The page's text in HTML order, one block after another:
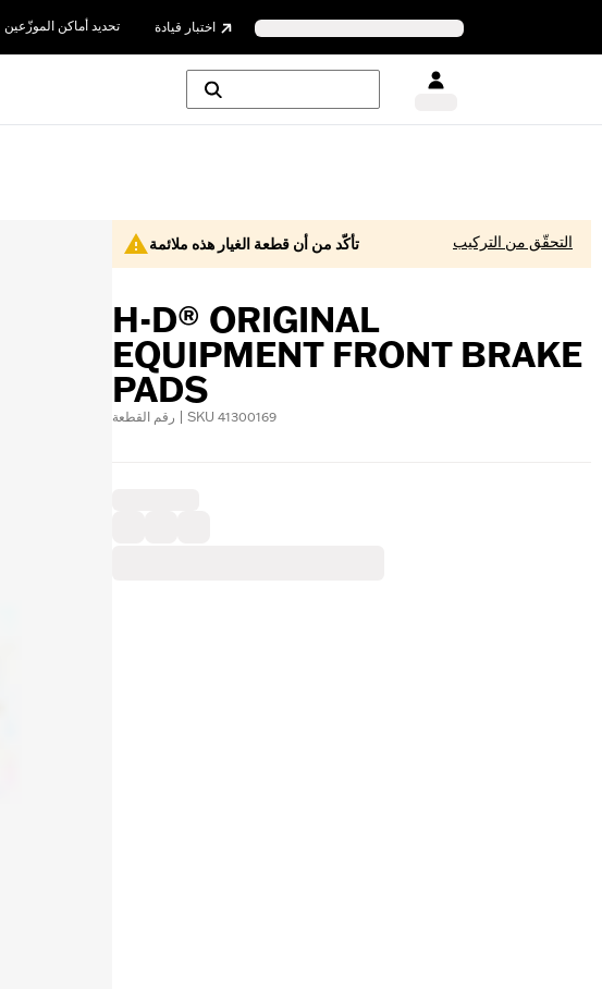
تحديد أماكن الموزّعين اختبار قيادة
تأكّد من أن قطعة الغيار هذه ملائمة التحقّق من التركيب
H-D® ORIGINAL
EQUIPMENT FRONT BRAKE
PADS
رقم القطعة | SKU 41300169